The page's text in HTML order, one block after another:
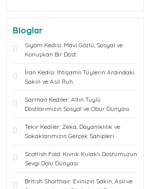
Bloglar
Siyam Kedisi: Mavi Gözlü, Sosyal ve
Konuşkan Bir Dost
İran Kedisi: İhtişamlı Tüylerin Ardındaki
Sakin ve Asil Ruh
Sarman Kediler: Altın Tüylü
Dostlarımızın Sosyal ve Obur Dünyası
Tekir Kediler: Zeka, Dayanıklılık ve
Sokaklarımızın Gerçek Sahipleri
Scottish Fold: Kıvrık Kulaklı Dostumuzun
Sevgi Dolu Dünyası
British Shorthair: Evinizin Sakin, Asil ve